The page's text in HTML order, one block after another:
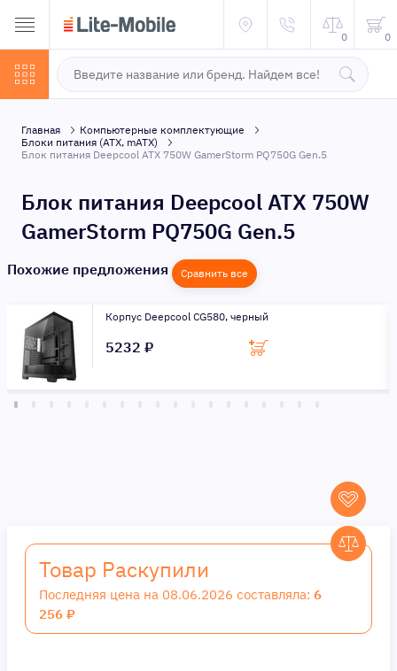
0 0
Главная
Компьютерные комплектующие
Блоки питания (ATX, mATX)
Блок питания Deepcool ATX 750W GamerStorm PQ750G Gen.5
Блок питания Deepcool ATX 750W
GamerStorm PQ750G Gen.5
Похожие предложения Сравнить все
Корпус Deepcool CG580, черный
5232 ₽
Товар Раскупили
Последняя цена на 08.06.2026 составляла: 6
256 ₽